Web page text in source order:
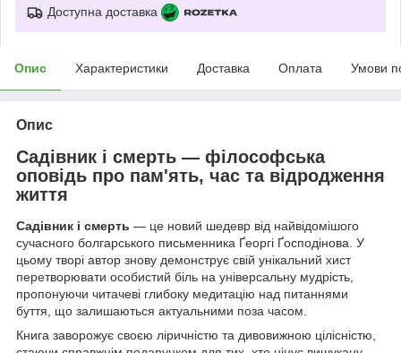
Доступна доставка
Опис Характеристики Доставка Оплата Умови
Опис
Садівник і смерть — філософська
оповідь про пам'ять, час та відродження
життя
Садівник і смерть — це новий шедевр від найвідомішого
сучасного болгарського письменника Ґеоргі Ґосподінова. У
цьому творі автор знову демонструє свій унікальний хист
перетворювати особистий біль на універсальну мудрість,
пропонуючи читачеві глибоку медитацію над питаннями
буття, що залишаються актуальними поза часом.
Книга заворожує своєю ліричністю та дивовижною цілісністю,